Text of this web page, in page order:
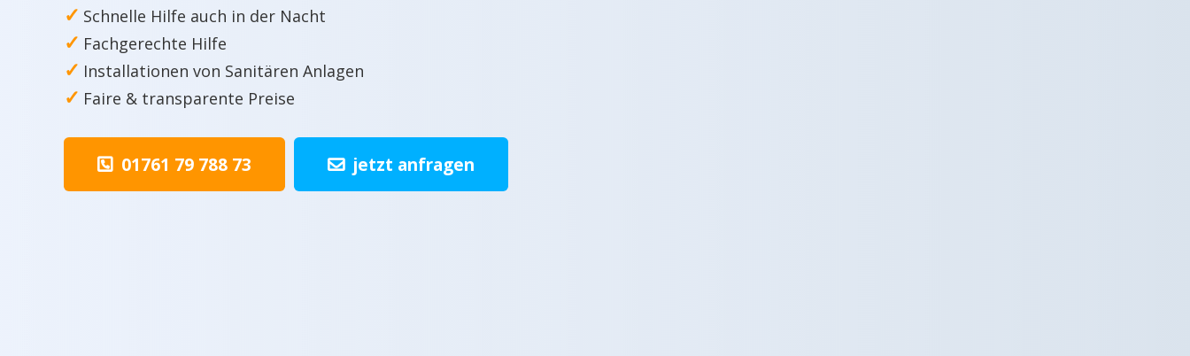
✓ Schnelle Hilfe auch in der Nacht
✓ Fachgerechte Hilfe
✓ Installationen von Sanitären Anlagen
✓ Faire & transparente Preise
01761 79 788 73 jetzt anfragen